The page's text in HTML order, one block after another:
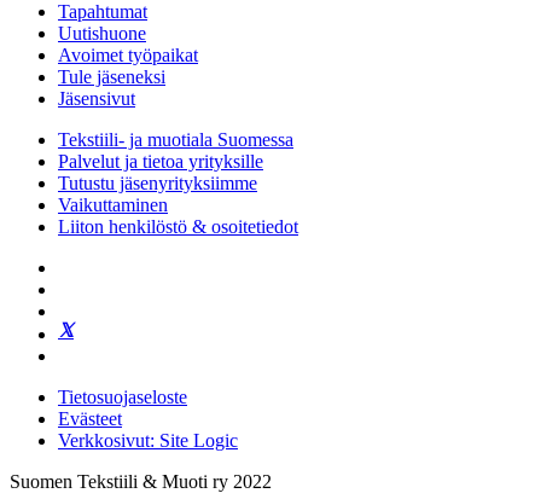
Tapahtumat
Uutishuone
Avoimet työpaikat
Tule jäseneksi
Jäsensivut
Tekstiili- ja muotiala Suomessa
Palvelut ja tietoa yrityksille
Tutustu jäsenyrityksiimme
Vaikuttaminen
Liiton henkilöstö & osoitetiedot
Tietosuojaseloste
Evästeet
Verkkosivut: Site Logic
Suomen Tekstiili & Muoti ry 2022